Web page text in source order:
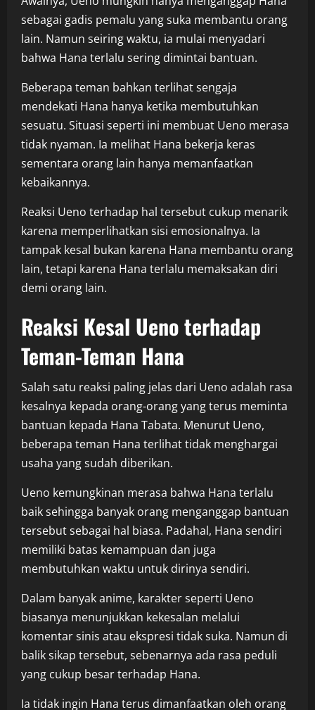
sebagai gadis pemalu yang suka membantu orang
lain. Namun seiring waktu, ia mulai menyadari
bahwa Hana terlalu sering dimintai bantuan.
Beberapa teman bahkan terlihat sengaja
mendekati Hana hanya ketika membutuhkan
sesuatu. Situasi seperti ini membuat Ueno merasa
tidak nyaman. Ia melihat Hana bekerja keras
sementara orang lain hanya memanfaatkan
kebaikannya.
Reaksi Ueno terhadap hal tersebut cukup menarik
karena memperlihatkan sisi emosionalnya. Ia
tampak kesal bukan karena Hana membantu orang
lain, tetapi karena Hana terlalu memaksakan diri
demi orang lain.
Reaksi Kesal Ueno terhadap
Teman-Teman Hana
Salah satu reaksi paling jelas dari Ueno adalah rasa
kesalnya kepada orang-orang yang terus meminta
bantuan kepada Hana Tabata. Menurut Ueno,
beberapa teman Hana terlihat tidak menghargai
usaha yang sudah diberikan.
Ueno kemungkinan merasa bahwa Hana terlalu
baik sehingga banyak orang menganggap bantuan
tersebut sebagai hal biasa. Padahal, Hana sendiri
memiliki batas kemampuan dan juga
membutuhkan waktu untuk dirinya sendiri.
Dalam banyak anime, karakter seperti Ueno
biasanya menunjukkan kekesalan melalui
komentar sinis atau ekspresi tidak suka. Namun di
balik sikap tersebut, sebenarnya ada rasa peduli
yang cukup besar terhadap Hana.
Ia tidak ingin Hana terus dimanfaatkan oleh orang